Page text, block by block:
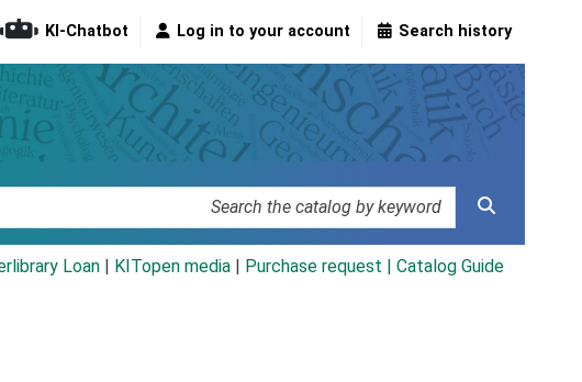
KI-Chatbot Log in to your account Search history
Loan KITopen media Purchase request | Catalog Guide